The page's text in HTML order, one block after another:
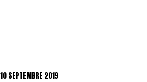
10 SEPTEMBRE 2019